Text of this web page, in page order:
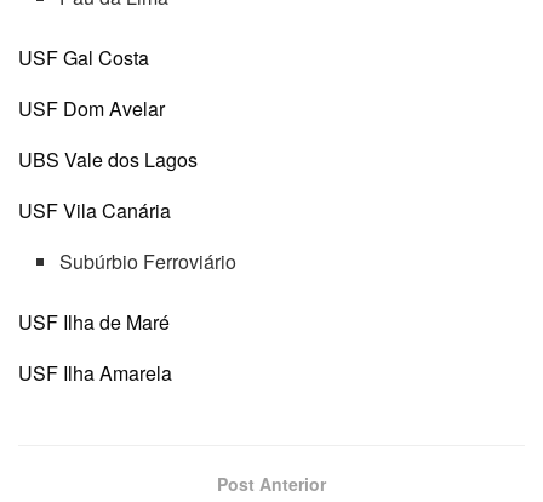
USF Gal Costa
USF Dom Avelar
UBS Vale dos Lagos
USF Vila Canária
Subúrbio Ferroviário
USF Ilha de Maré
USF Ilha Amarela
Post Anterior